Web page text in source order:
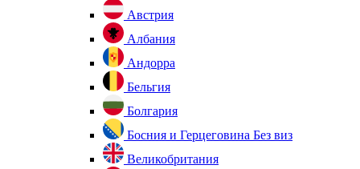
Австрия
Албания
Андорра
Бельгия
Болгария
Босния и Герцеговина Без виз
Великобритания